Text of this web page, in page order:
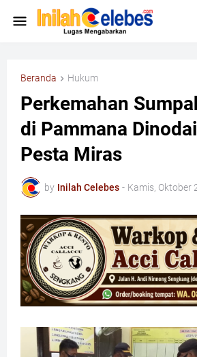
Beranda Hukum
Perkemahan
di Pammana
Pesta Miras
by Inilah Celebes - Kamis, Oktober